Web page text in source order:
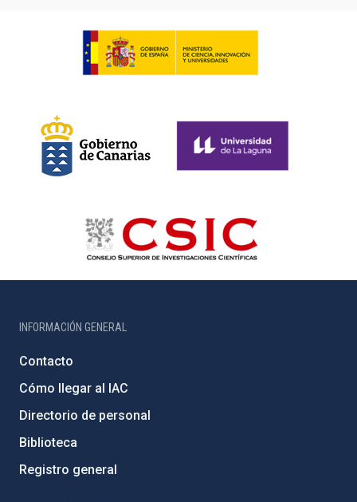
INFORMACIÓN GENERAL
Contacto
Cómo llegar al IAC
Directorio de personal
Biblioteca
Registro general